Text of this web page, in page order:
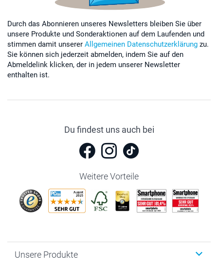
Durch das Abonnieren unseres Newsletters bleiben Sie über
unsere Produkte und Sonderaktionen auf dem Laufenden und
stimmen damit unserer Allgemeinen Datenschutzerklärung zu.
Sie können sich jederzeit abmelden, indem Sie auf den
Abmeldelink klicken, der in jedem unserer Newsletter
enthalten ist.
Du findest uns auch bei
Weitere Vorteile
Unsere Produkte